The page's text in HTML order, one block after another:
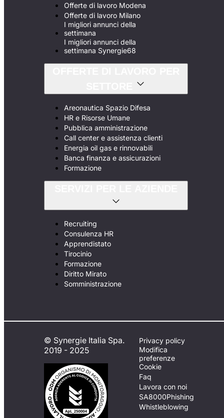
Offerte di lavoro Modena
Offerte di lavoro Milano
I migliori annunci della
settimana
I migliori annunci della
settimana Synergie68
Areonautica Spazio Difesa
HR e Risorse Umane
Pubblica amministrazione
Call center e assistenza clienti
Energia oil gas e rinnovabili
Banca finanza e assicurazioni
Formazione
Recruiting
Consulenza HR
Apprendistato
Tirocinio
Formazione
Diritto Mirato
Somministrazione
© Synergie Italia Spa.
2019 - 2025
Privacy policy
Modifica
preferenze
Cookie
Faq
Lavora con noi
SA8000Phishing
Whistleblowing